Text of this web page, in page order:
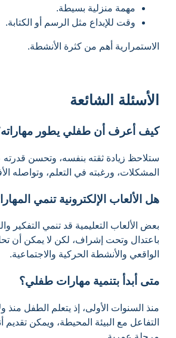
مهمة منزلية بسيطة.
وقت للإبداع مثل الرسم أو الكتابة.
الاستمرارية أهم من كثرة الأنشطة.
الأسئلة الشائعة
كيف أعرف أن طفلي يطور
ستلاحظ زيادة ثقته بنفسه، وتحسن
المشكلات، ورغبته في التعلم، وتواصله
هل الألعاب الإلكترونية تنمي
بعض الألعاب التعليمية قد تنمي التفكير
باعتدال وتحت إشراف، لكن لا يمكن أن
الواقعي والأنشطة الحركية والاجتماعية.
متى أبدأ بتنمية مهارات طفلي؟
منذ السنوات الأولى، إذ يتعلم الطفل منذ
التفاعل مع البيئة المحيطة، ويمكن